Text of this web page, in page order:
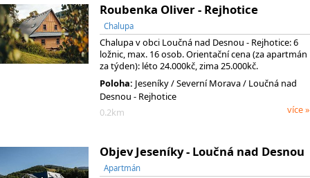
Roubenka Oliver - Rejhotice
Chalupa
Chalupa v obci Loučná nad Desnou - Rejhotice: 6
ložnic, max. 16 osob. Orientační cena (za apartmán
za týden): léto 24.000kč, zima 25.000kč.
Poloha: Jeseníky/ Severní Morava/ Loučná nad
Desnou - Rejhotice
0.2km
více »
Objev Jeseníky - Loučná nad Desnou
Apartmán